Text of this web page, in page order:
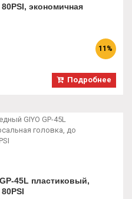
экономичная
11%
Подробнее
45L пластиковый,